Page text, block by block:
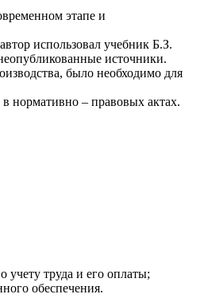
этапе и
использовал учебник Б.З.
источники.
было необходимо для
нормативно – правовых актах.
труда и его оплаты;
обеспечения.